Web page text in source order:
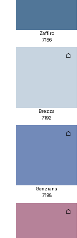
Zaffiro
7186
Brezza
7192
Genziana
7198